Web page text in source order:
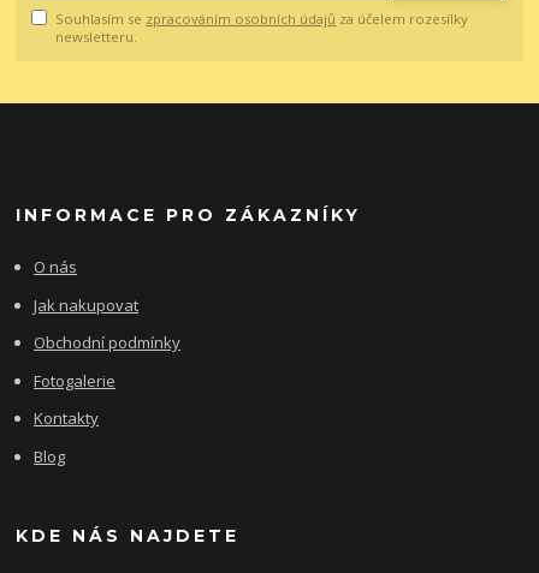
Souhlasím se zpracováním osobních údajů za účelem rozesílky
newsletteru.
INFORMACE PRO ZÁKAZNÍKY
O nás
Jak nakupovat
Obchodní podmínky
Fotogalerie
Kontakty
Blog
KDE NÁS NAJDETE